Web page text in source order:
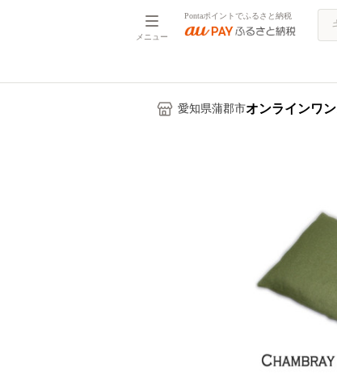
メニュー
Pontaポイントでふるさと納税
愛知県蒲郡市オンラインワ